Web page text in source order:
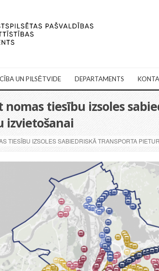
UN PILSĒTVIDE DEPARTAMENTS
nomas tiesību izsoles
izvietošanai
TIESĪBU IZSOLES SABIEDRISKĀ TRANSPORTA